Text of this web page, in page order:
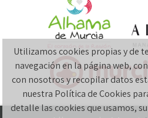
Utilizamos cookies propias y de
navegación en la página web,
con nosotros y recopilar datos
nuestra Política de Cookies
detalle las cookies que usamos,